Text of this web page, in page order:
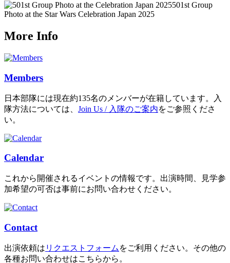
501st Group
Photo at the Star Wars Celebration Japan 2025
More Info
Members
日本部隊には現在約135名のメンバーが在籍しています。入
隊方法については、 Join Us / 入隊のご案内をご参照くださ
い。
Calendar
これから開催されるイベントの情報です。出演時間、見学参
加希望の可否は事前にお問い合わせください。
Contact
出演依頼は リクエストフォーム をご利用ください。その他の
各種お問い合わせはこちらから。